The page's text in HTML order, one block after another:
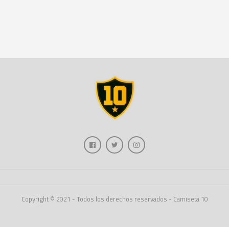
Copyright © 2021 - Todos los derechos reservados - Camiseta 10